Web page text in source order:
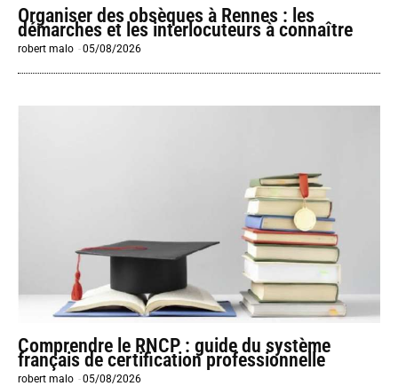
Organiser des obsèques à Rennes : les
démarches et les interlocuteurs à connaître
robert malo -05/08/2026
Comprendre le RNCP : guide du système
français de certification professionnelle
robert malo -05/08/2026